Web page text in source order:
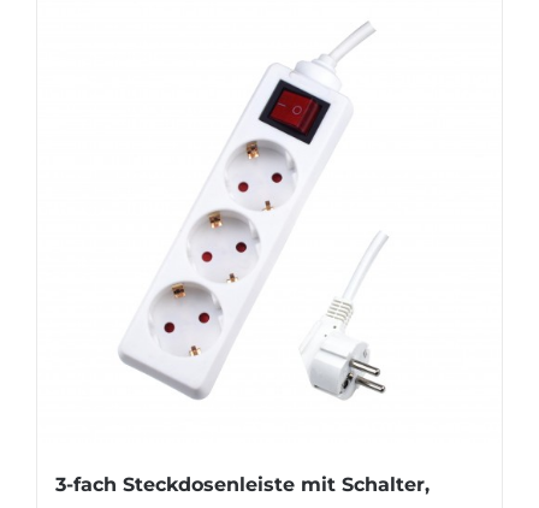
3-fach Steckdosenleiste mit Schalter,